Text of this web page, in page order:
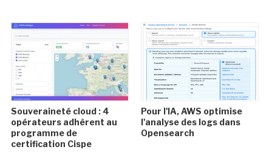
Souveraineté cloud : 4
opérateurs adhèrent au
programme de
certification Cispe
Pour l'IA, AWS optimise
l'analyse des logs dans
Opensearch